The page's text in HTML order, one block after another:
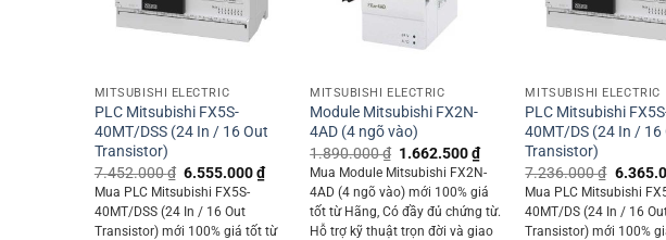
MITSUBISHI ELECTRIC
PLC Mitsubishi FX5S-
40MT/DSS (24 In / 16 Out
Transistor)
7.452.000₫ Original
price
was:
7.452.000 ₫.
6.555.000₫Current
price
6.555.000 ₫.
Mua PLC Mitsubishi FX5S-
40MT/DSS (24 In / 16 Out
Transistor) mới 100% giá tốt từ
MITSUBISHI ELECTRIC
Module Mitsubishi FX2N-
4AD (4 ngõ vào)
1.890.000₫ Original
price
was:
1.890.000 ₫.
1.662.500₫Current
price
is:
1.662.500 ₫.
Mua Module Mitsubishi FX2N-
4AD (4 ngõ vào) mới 100% giá
tốt từ Hãng, Có đầy đủ chứng từ.
Hỗ trợ kỹ thuật trọn đời và giao
MITSUBISHI ELECTRIC
PLC Mitsubishi
40MT/DS (24 In / 16
Transistor)
7.236.000₫ Original
price
was:
Mua PLC Mitsubishi
40MT/DS (24 In / 16
Transistor) mới 100%